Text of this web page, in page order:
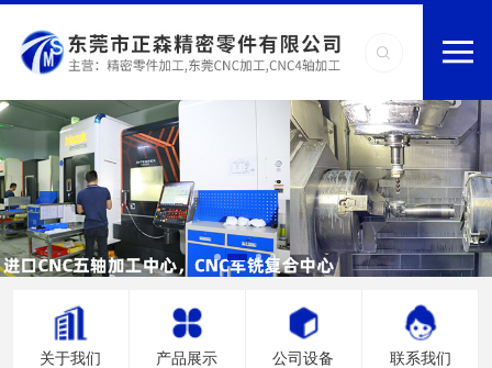
关于我们 产品展示 公司设备 联系我们